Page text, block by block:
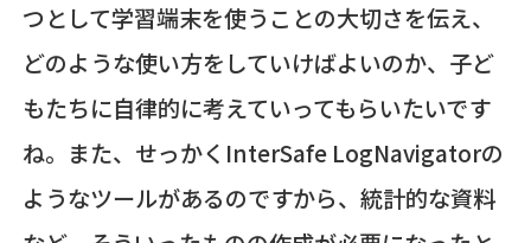
つとして学習端末を使うことの大切さを伝え、
どのような使い方をしていけばよいのか、子ど
もたちに自律的に考えていってもらいたいです
ね。また、せっかくInterSafe LogNavigatorの
ようなツールがあるのですから、統計的な資料